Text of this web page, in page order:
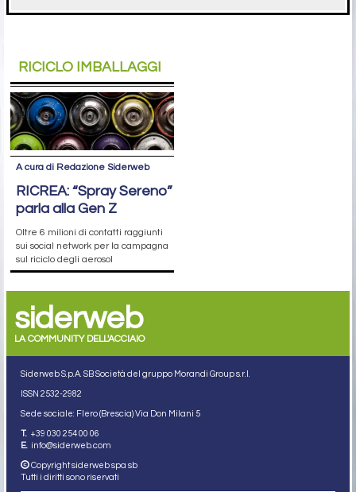
RICICLO IMBALLAGGI
A cura di Redazione Siderweb
RICREA: “Spray Sereno”
parla alla Gen Z
Oltre 6 milioni di contatti raggiunti
sui social network per la campagna
sul riciclo degli aerosol
siderweb
LA COMMUNITY DELL'ACCIAIO
Siderweb S.p.A. SB Società del gruppo Morandi Group s.r.l.
ISSN 2532-2982
Sede sociale: Flero (Brescia) Via Don Milani 5
T. +39 030 254 00 06
E. info@siderweb.com
Copyright siderweb spa sb
Tutti i diritti sono riservati